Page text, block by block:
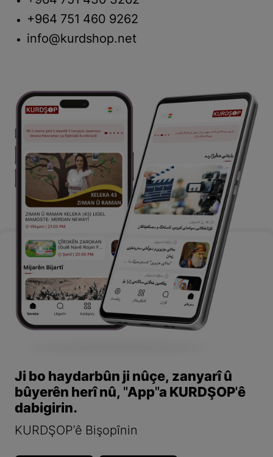
+964 751 460 9262
info@kurdshop.net
Ji bo haydarbûn ji nûçe, zanyarî û
bûyerên herî nû, "App"a KURDŞOP'ê
dabigirin.
KURDŞOP'ê Bişopînin